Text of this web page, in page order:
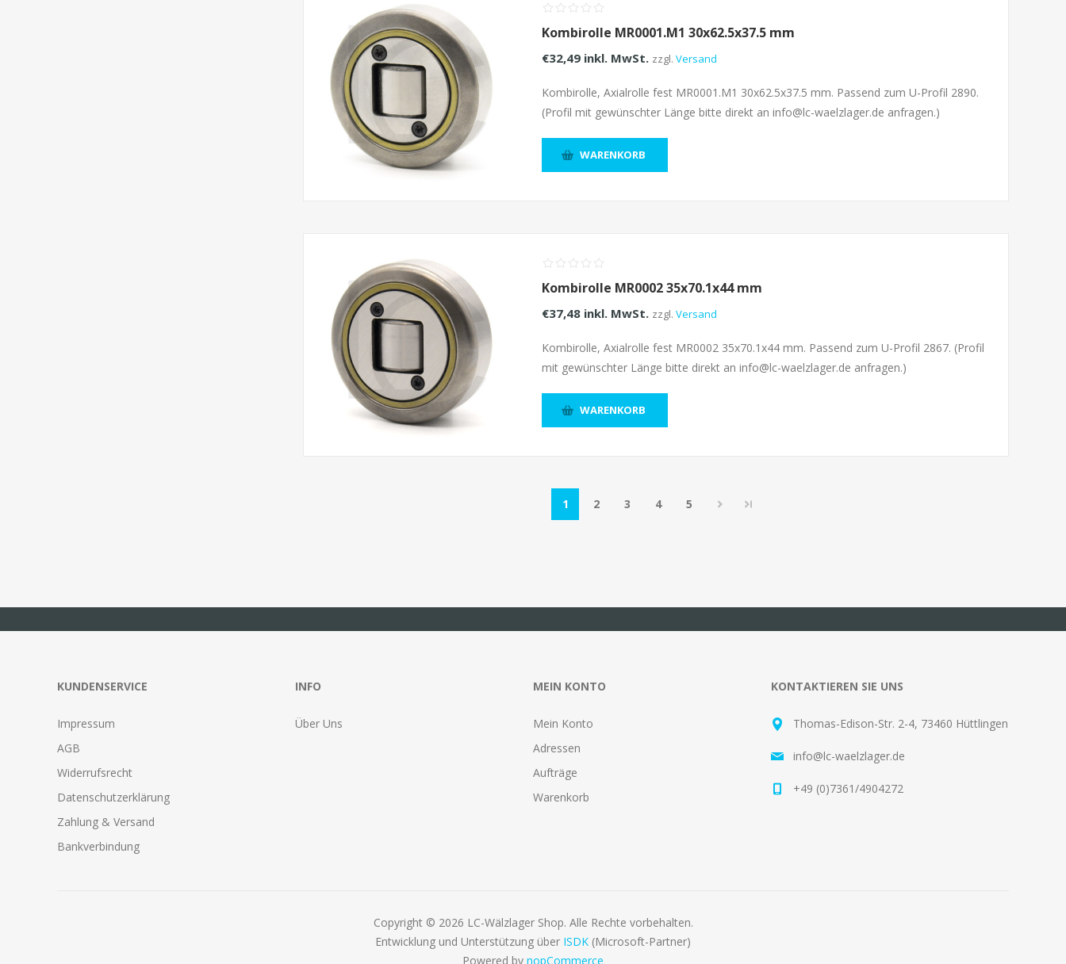
Kombirolle MR0001.M1 30x62.5x37.5 mm
€32,49 inkl. MwSt. zzgl. Versand
Kombirolle, Axialrolle fest MR0001.M1 30x62.5x37.5 mm. Passend zum U-Profil 2890.
(Profil mit gewünschter Länge bitte direkt an info@lc-waelzlager.de anfragen.)
WARENKORB
Kombirolle MR0002 35x70.1x44 mm
€37,48 inkl. MwSt. zzgl. Versand
Kombirolle, Axialrolle fest MR0002 35x70.1x44 mm. Passend zum U-Profil 2867. (Profil
mit gewünschter Länge bitte direkt an info@lc-waelzlager.de anfragen.)
WARENKORB
1 2 3 4 5
KUNDENSERVICE
Impressum
AGB
Widerrufsrecht
Datenschutzerklärung
Zahlung & Versand
Bankverbindung
INFO
Über Uns
MEIN KONTO
Mein Konto
Adressen
Aufträge
Warenkorb
KONTAKTIEREN SIE UNS
Thomas-Edison-Str. 2-4, 73460 Hüttlingen
info@lc-waelzlager.de
+49 (0)7361/4904272
Copyright © 2026 LC-Wälzlager Shop. Alle Rechte vorbehalten.
Entwicklung und Unterstützung über ISDK (Microsoft-Partner)
Powered by nopCommerce